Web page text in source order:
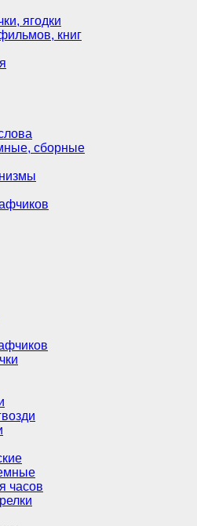
ягодки
книг
сборные
часов